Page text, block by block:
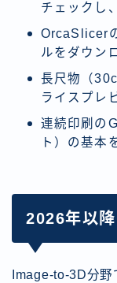
チェックし
OrcaSlicer
ルをダウン
長尺物（
ライスプレ
連続印刷の
ト）の基本
2026年以
Image-to-3D分